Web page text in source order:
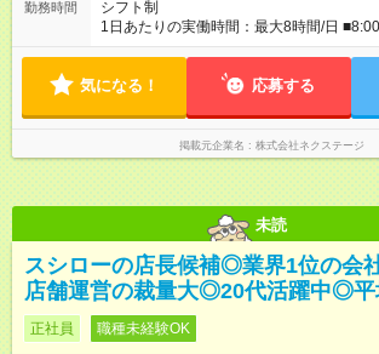
回 ■賞与：通常賞与/年4回＋チーム賞与/
期間の長さ：3ヶ月 雇用形態、給与は本
勤務時間
シフト制
1日あたりの実働時間：最大8時間/日
制（実働8h／休憩60分） ※9:30～18:30
業が少なめなので、仕事終わりの趣味や家
気になる！ 応募する
掲載元企業名 株式会社ネクステージ
未読
スシローの店長候補◎業界1位の会
店舗運営の裁量大◎20代活躍中◎平
正社員 職種未経験OK